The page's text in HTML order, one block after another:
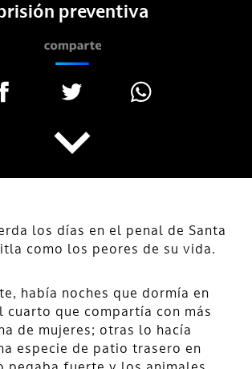
preventiva
los días en el penal de Santa
como los peores de su vida.
había noches que dormía en
cuarto que compartía con más
de mujeres; otras lo hacía
especie de patio trasero en